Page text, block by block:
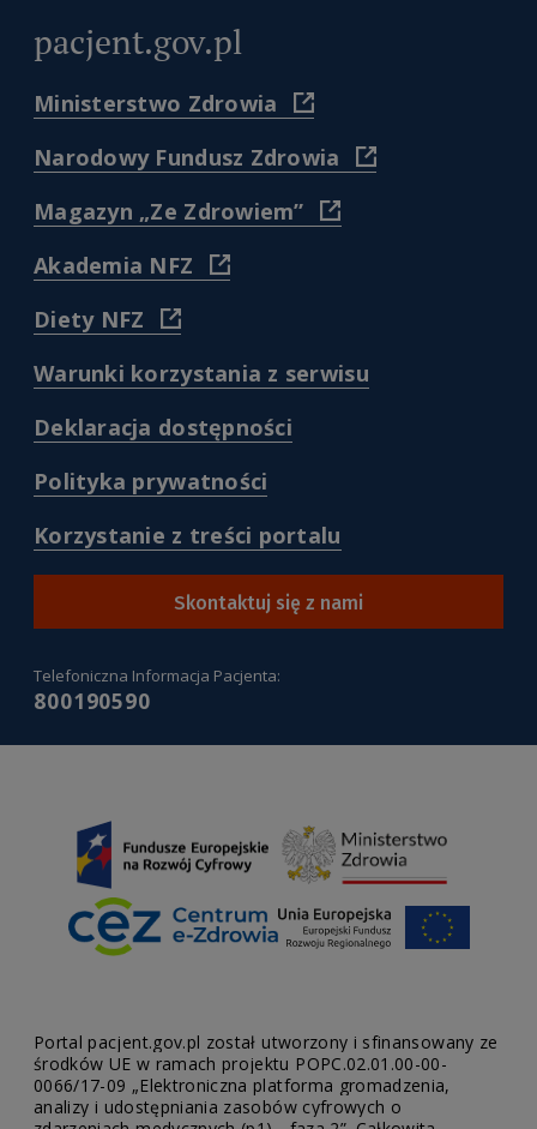
pacjent.gov.pl
Ministerstwo Zdrowia
(
https://www.gov.pl/web/
Narodowy Fundusz Zdrowia
(
https://
Magazyn „Ze Zdrowiem”
(
https://www.nfz.gov.pl/
)
Akademia NFZ
(
https://akademia.nfz.gov.pl/
Diety NFZ
(
https://diety.nfz.gov.pl/
Warunki korzystania z serwisu(
/warunki-
Deklaracja dostępności(
/deklaracja-
Polityka prywatności
/polityka-
prywatnosci
)
Korzystanie z treści portalu
/korzystanie-
z-
tresci-
Skontaktuj się z nami
Telefoniczna Informacja Pacjenta:
800190590
Portal pacjent.gov.pl został utworzony i sfinansowany ze
środków UE w ramach projektu POPC.02.01.00-00-
0066/17-09 „Elektroniczna platforma gromadzenia,
analizy i udostępniania zasobów cyfrowych o